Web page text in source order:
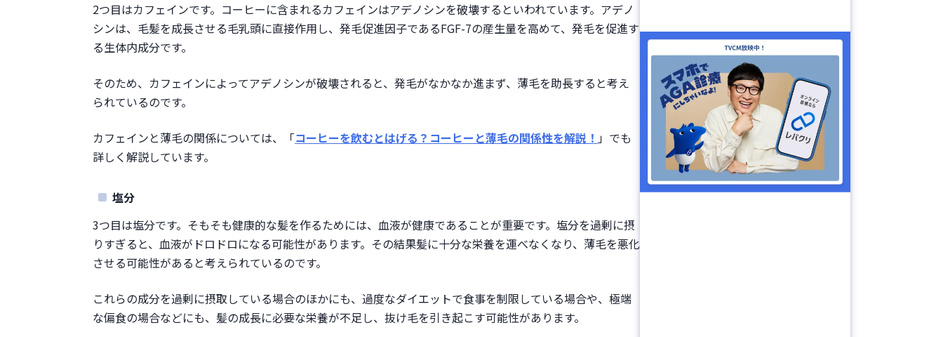
2つ目はカフェインです。コーヒーに含まれるカフェインはアデノシンを破壊するといわれています。アデノ
シンは、毛髪を成長させる毛乳頭に直接作用し、発毛促進因子であるFGF-7の産生量を高めて、発毛を促進す
る生体内成分です。
そのため、カフェインによってアデノシンが破壊されると、発毛がなかなか進まず、薄毛を助長すると考え
られているのです。
カフェインと薄毛の関係については、「コーヒーを飲むとはげる？コーヒーと薄毛の関係性を解説！ 」でも
詳しく解説しています。
塩分
3つ目は塩分です。そもそも健康的な髪を作るためには、血液が健康であることが重要です。塩分を過剰に摂
りすぎると、血液がドロドロになる可能性があります。その結果髪に十分な栄養を運べなくなり、薄毛を悪化
させる可能性があると考えられているのです。
これらの成分を過剰に摂取している場合のほかにも、過度なダイエットで食事を制限している場合や、極端
な偏食の場合などにも、髪の成長に必要な栄養が不足し、抜け毛を引き起こす可能性があります。